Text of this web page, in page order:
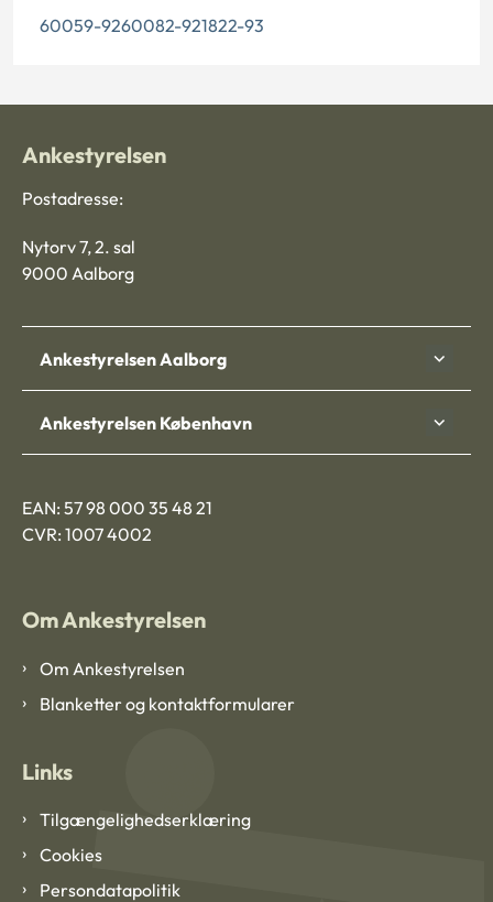
60059-9260082-921822-93
Ankestyrelsen
Postadresse:
Nytorv 7, 2. sal
9000 Aalborg
Ankestyrelsen Aalborg
Ankestyrelsen København
EAN: 57 98 000 35 48 21
CVR: 1007 4002
Om Ankestyrelsen
Om Ankestyrelsen
Blanketter og kontaktformularer
Links
Tilgængelighedserklæring
Cookies
Persondatapolitik